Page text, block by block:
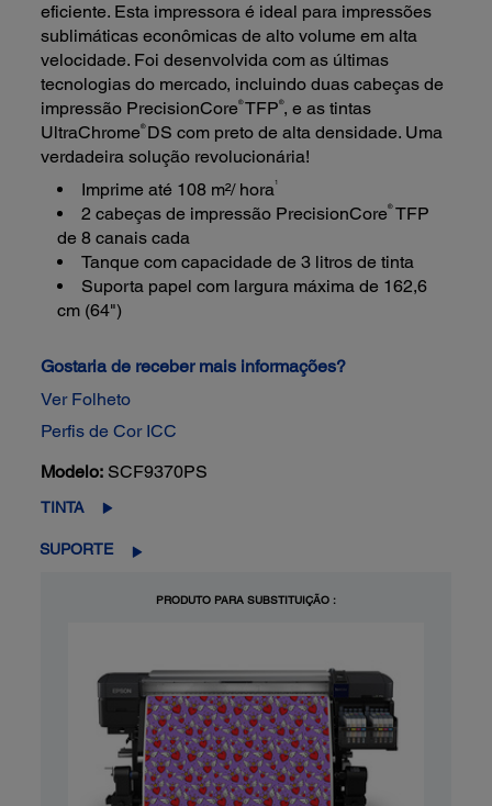
eficiente. Esta impressora é ideal para impressões
sublimáticas econômicas de alto volume em alta
velocidade. Foi desenvolvida com as últimas
tecnologias do mercado, incluindo duas cabeças de
impressão PrecisionCore®TFP®, e as tintas
UltraChrome® DS com preto de alta densidade. Uma
verdadeira solução revolucionária!
Imprime até 108 m²/ hora 1
2 cabeças de impressão PrecisionCore®TFP
de 8 canais cada
Tanque com capacidade de 3 litros de tinta
Suporta papel com largura máxima de 162,6
cm (64")
Gostaria de receber mais informações?
Ver Folheto
Perfis de Cor ICC
Modelo: SCF9370PS
TINTA
SUPORTE
PRODUTO PARA SUBSTITUIÇÃO :